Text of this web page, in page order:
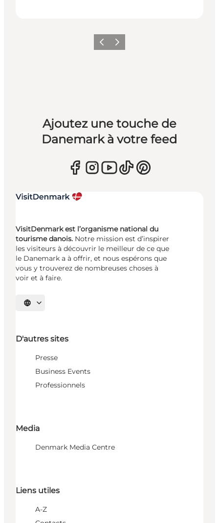
PrécédentSuivant
Ajoutez une touche de
Danemark à votre feed
VisitDenmark est l’organisme national du
tourisme danois. Notre mission est d’inspirer
les visiteurs à découvrir le meilleur de ce que
le Danemark a à offrir, et nous espérons que
vous y trouverez de nombreuses choses à
voir et à faire.
Choisissez la langue
D'autres sites
Presse
Business Events
Professionnels
Media
Denmark Media Centre
Liens utiles
A-Z